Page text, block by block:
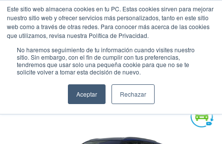
Este sitio web almacena cookies en tu PC. Estas cookies sirven para mejorar
nuestro sitio web y ofrecer servicios más personalizados, tanto en este sitio
web como a través de otras redes. Para conocer más acerca de las cookies
que utilizamos, revisa nuestra Política de Privacidad.
No haremos seguimiento de tu información cuando visites nuestro
sitio. Sin embargo, con el fin de cumplir con tus preferencias,
tendremos que usar solo una pequeña cookie para que no se te
solicite volver a tomar esta decisión de nuevo.
Aceptar Rechazar
SUZUKI ACROSS GL AT 2WD
HIBRIDA